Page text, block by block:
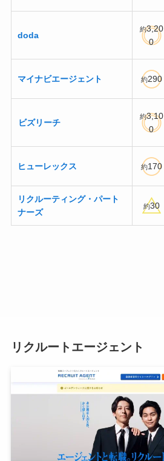
doda
約3,20
0
マイナビエージェント 約290
ビズリーチ
約3,10
0
ヒューレックス 約170
リクルーティング・パート
ナーズ
約30
リクルートエージェント